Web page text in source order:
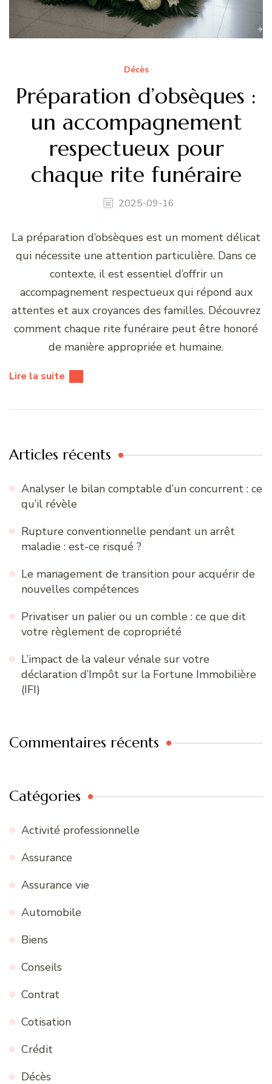
Décès
Préparation d’obsèques :
un accompagnement
respectueux pour
chaque rite funéraire
2025-09-16
La préparation d’obsèques est un moment délicat
qui nécessite une attention particulière. Dans ce
contexte, il est essentiel d’offrir un
accompagnement respectueux qui répond aux
attentes et aux croyances des familles. Découvrez
comment chaque rite funéraire peut être honoré
de manière appropriée et humaine.
Lire la suite
Articles récents
Analyser le bilan comptable d’un concurrent : ce
qu’il révèle
Rupture conventionnelle pendant un arrêt
maladie : est-ce risqué ?
Le management de transition pour acquérir de
nouvelles compétences
Privatiser un palier ou un comble : ce que dit
votre règlement de copropriété
L’impact de la valeur vénale sur votre
déclaration d’Impôt sur la Fortune Immobilière
(IFI)
Commentaires récents
Catégories
Activité professionnelle
Assurance
Assurance vie
Automobile
Biens
Conseils
Contrat
Cotisation
Crédit
Décès